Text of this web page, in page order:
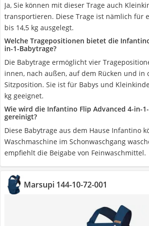
Ja, Sie können mit dieser Trage auch
transportieren. Diese Trage ist nämlich für
bis 14,5 kg ausgelegt.
Welche Tragepositionen bietet die
in-1-Babytrage?
Die Babytrage ermöglicht vier
innen, nach außen, auf dem Rücken und in
Sitzposition. Sie ist für Babys und
kg geeignet.
Wie wird die Infantino Flip Advanced 4-in-
gereinigt?
Diese Babytrage aus dem Hause Infantino
Waschmaschine im Schonwaschgang
empfiehlt die Beigabe von Feinwaschmittel.
Marsupi 144-10-72-001